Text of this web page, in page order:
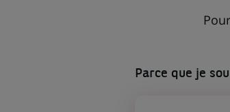
Parce que je